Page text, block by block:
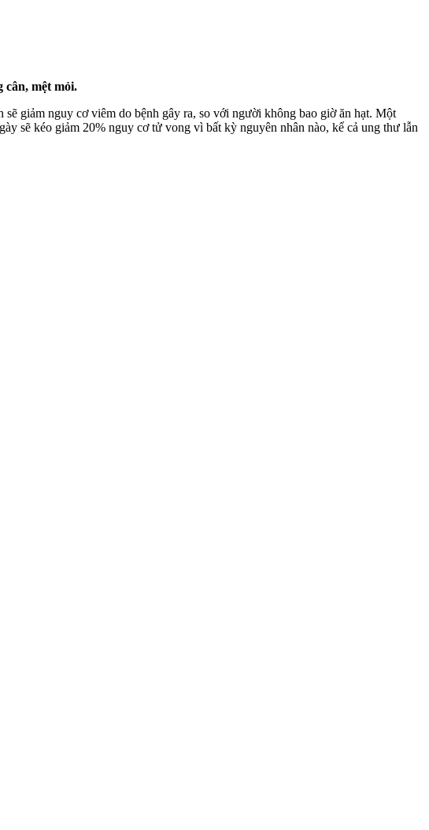
cân, mệt mỏi.
giảm nguy cơ viêm do bệnh gây ra, so với người không bao giờ ăn hạt. Một
sẽ kéo giảm 20% nguy cơ tử vong vì bất kỳ nguyên nhân nào, kể cả ung thư lẫn